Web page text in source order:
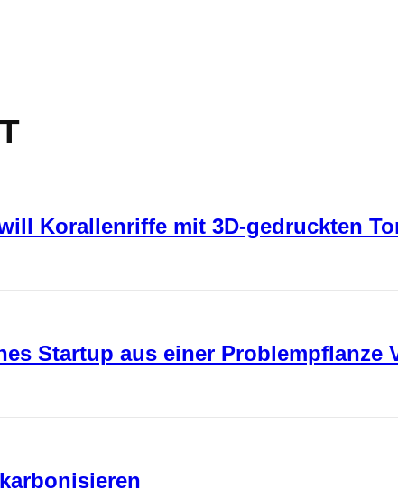
Korallenriffe mit 3D-gedruckten
Startup aus einer Problempflanze